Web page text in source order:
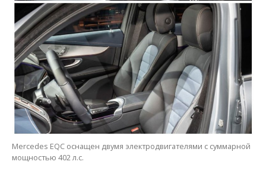
Mercedes EQC оснащен двумя электродвигателями с суммарной
мощностью 402 л.с.